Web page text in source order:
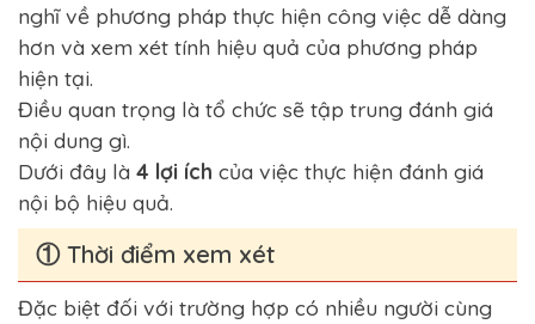
nghĩ về phương pháp thực hiện công việc dễ dàng
hơn và xem xét tính hiệu quả của phương pháp
hiện tại.
Điều quan trọng là tổ chức sẽ tập trung đánh giá
nội dung gì.
Dưới đây là 4 lợi ích của việc thực hiện đánh giá
nội bộ hiệu quả.
① Thời điểm xem xét
Đặc biệt đối với trường hợp có nhiều người cùng